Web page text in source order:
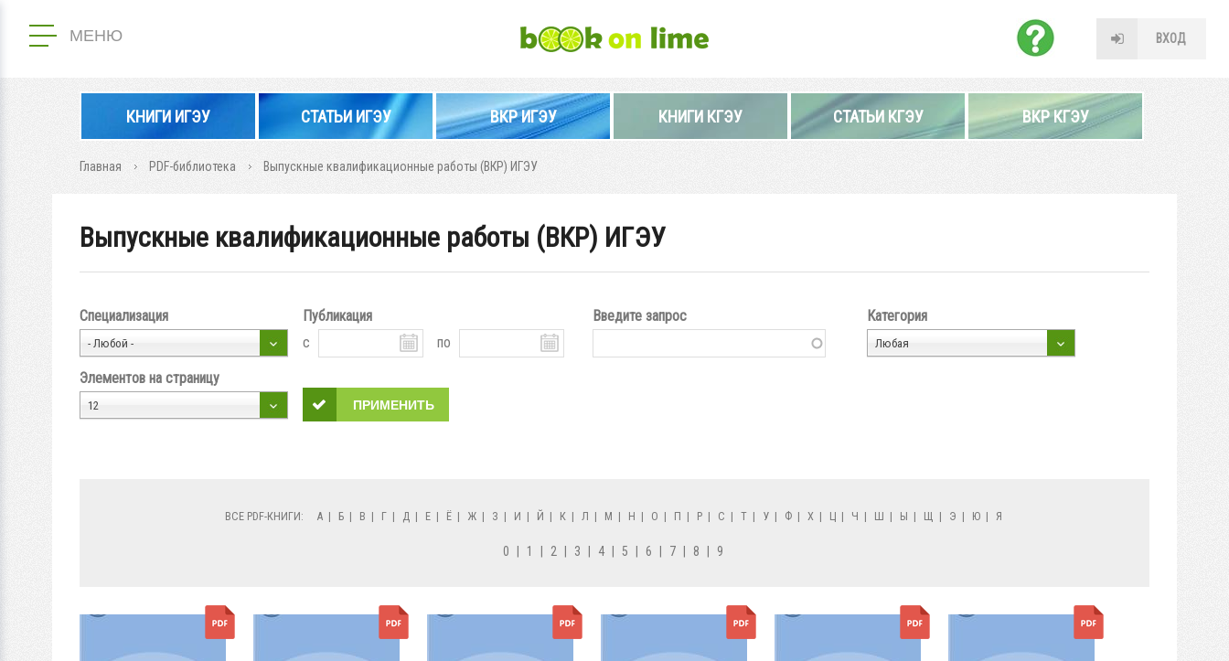
МЕНЮ ВХОД
КНИГИ ИГЭУ СТАТЬИ ИГЭУ ВКР ИГЭУ КНИГИ КГЭУ СТАТЬИ КГЭУ ВКР КГЭУ
Главная PDF-библиотека Выпускные квалификационные работы (ВКР) ИГЭУ
Выпускные квалификационные работы (ВКР) ИГЭУ
Специализация
- Любой -
Публикация
с
по
Введите запрос Категория
Любая
Элементов на страницу
12
ВСЕ PDF-КНИГИ: А | Б | В | Г | Д | Е | Ё | Ж | З | И | Й | К | Л | М | Н | О | П | Р | С | Т | У | Ф | Х | Ц | Ч | Ш | Ы | Щ | Э | Ю | Я
0 1 2 3 4 5 6 7 8 9